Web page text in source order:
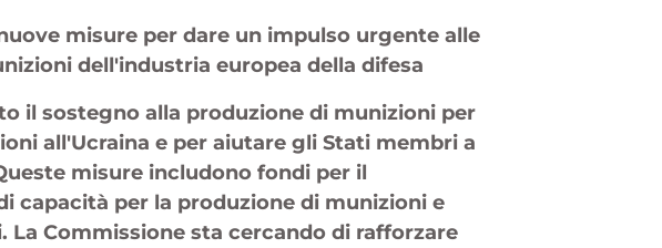
misure per dare un impulso urgente alle
dell'industria europea della difesa
il sostegno alla produzione di munizioni per
all'Ucraina e per aiutare gli Stati membri a
misure includono fondi per il
capacità per la produzione di munizioni e
La Commissione sta cercando di rafforzare